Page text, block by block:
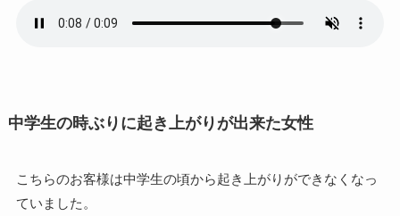
中学生の時ぶりに起き上がりが出来た女性
こちらのお客様は中学生の頃から起き上がりができなくなっ
ていました。